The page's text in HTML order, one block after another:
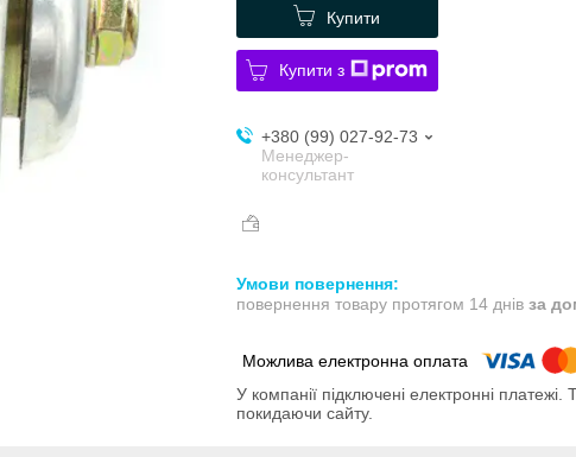
Купити
Купити з
+380 (99) 027-92-73
Менеджер-
консультант
повернення товару протягом 14 днів за
У компанії підключені електронні
покидаючи сайту.